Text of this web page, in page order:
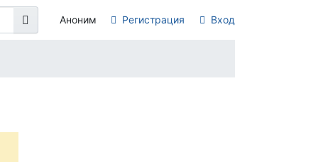
Аноним Регистрация Вход